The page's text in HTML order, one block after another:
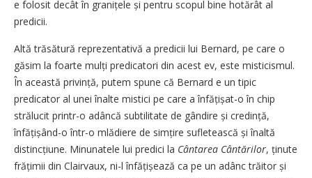
e folosit decât în granițele și pentru scopul bine hotărât al
predicii.
Altă trăsătură reprezentativă a predicii lui Bernard, pe care o
găsim la foarte mulți predicatori din acest ev, este misticismul.
În aceas­tă privință, putem spune că Bernard e un tipic
predicator al unei înalte mistici pe care a înfă­țișat-o în chip
strălucit printr-o adâncă subtilitate de gândire și credință,
înfățișând-o într-o mlădiere de simțire sufletească și înaltă
distinc­țiune. Minunatele lui predici la Cân­tarea Cântărilor, ținute
frăți­mii din Clairvaux, ni-l înfățișează ca pe un adânc trăitor și